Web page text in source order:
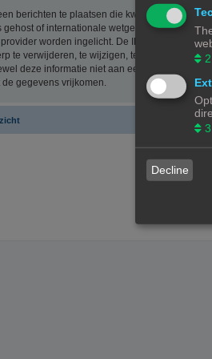
berichten te plaatsen die kwetsend,
gehost of internationale wetgeving kunnen
worden ingelicht. De IP-adressen van
te verwijderen, te wijzigen, te sluiten of te
deze informatie niet aan een derde partij
de gegevens vrijkomen.
2
3
Decline